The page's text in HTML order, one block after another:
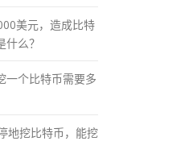
美元，造成比特
么？
一个比特币需要多
地挖比特币，能挖